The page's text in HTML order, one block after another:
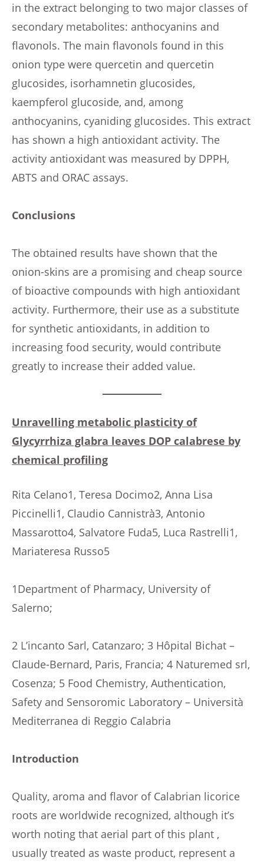
in the extract belonging to two major classes of
secondary metabolites: anthocyanins and
flavonols. The main flavonols found in this
onion type were quercetin and quercetin
glucosides, isorhamnetin glucosides,
kaempferol glucoside, and, among
anthocyanins, cyaniding glucosides. This extract
has shown a high antioxidant activity. The
activity antioxidant was measured by DPPH,
ABTS and ORAC assays.
Conclusions
The obtained results have shown that the
onion-skins are a promising and cheap source
of bioactive compounds with high antioxidant
activity. Furthermore, their use as a substitute
for synthetic antioxidants, in addition to
increasing food security, would contribute
greatly to increase their added value.
Unravelling metabolic plasticity of
Glycyrrhiza glabra leaves DOP calabrese by
chemical profiling
Rita Celano1, Teresa Docimo2, Anna Lisa
Piccinelli1, Claudio Cannistrà3, Antonio
Massarotto4, Salvatore Fuda5, Luca Rastrelli1,
Mariateresa Russo5
1Department of Pharmacy, University of
Salerno;
2 L’incanto Sarl, Catanzaro; 3 Hôpital Bichat –
Claude-Bernard, Paris, Francia; 4 Naturemed srl,
Cosenza; 5 Food Chemistry, Authentication,
Safety and Sensoromic Laboratory – Università
Mediterranea di Reggio Calabria
Introduction
Quality, aroma and flavor of Calabrian licorice
roots are worldwide recognized, although it’s
worth noting that aerial part of this plant ,
usually treated as waste product, represent a